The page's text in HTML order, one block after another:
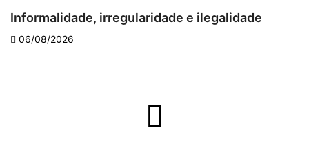
Informalidade, irregularidade e ilegalidade
06/08/2026